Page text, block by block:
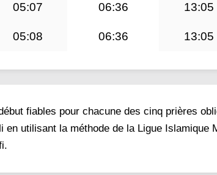
05:07 06:36 13:05
05:08 06:36 13:05
fiables pour chacune des cinq prières
en utilisant la méthode de la Ligue